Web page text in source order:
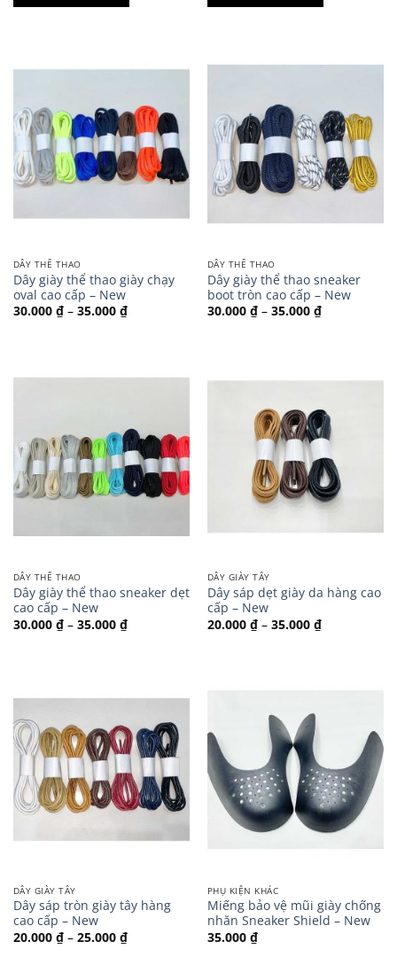
DÂY THỂ THAO
Dây giày thể thao giày chạy
oval cao cấp – New
30.000 ₫ – 35.000 ₫Khoảng
giá:
DÂY THỂ THAO
Dây giày thể thao sneaker
boot tròn cao cấp – New
30.000 ₫ – 35.000 ₫Khoảng
giá:
DÂY THỂ THAO
Dây giày thể thao sneaker dẹt
cao cấp – New
30.000 ₫ – 35.000 ₫Khoảng
giá:
DÂY GIÀY TÂY
Dây sáp dẹt giày da hàng cao
cấp – New
20.000 ₫ – 35.000 ₫Khoảng
giá:
DÂY GIÀY TÂY
Dây sáp tròn giày tây hàng
cao cấp – New
20.000 ₫ – 25.000 ₫Khoảng
giá:
PHỤ KIỆN KHÁC
Miếng bảo vệ mũi giày chống
nhăn Sneaker Shield – New
35.000 ₫